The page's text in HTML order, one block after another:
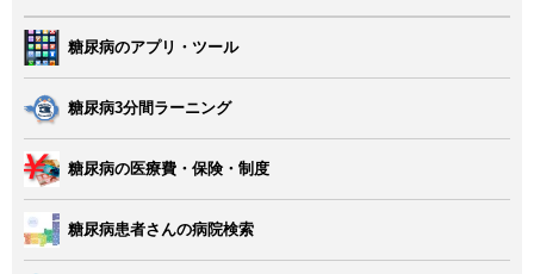
糖尿病のアプリ・ツール
糖尿病3分間ラーニング
糖尿病の医療費・保険・制度
糖尿病患者さんの病院検索